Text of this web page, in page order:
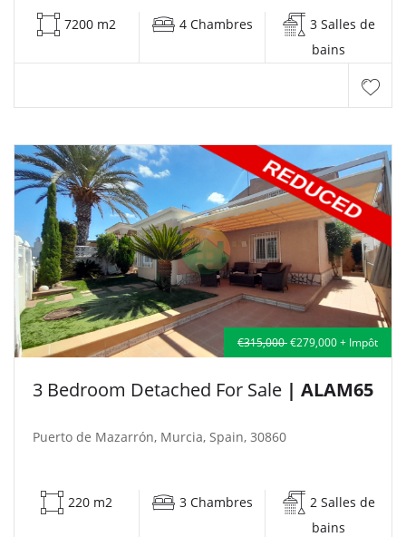
7200 m2 4 Chambres
3 Salles de
bains
€315,000€279,000 + Impôt
3 Bedroom Detached For Sale | ALAM65
Puerto de Mazarrón, Murcia, Spain, 30860
220 m2 3 Chambres
2 Salles de
bains